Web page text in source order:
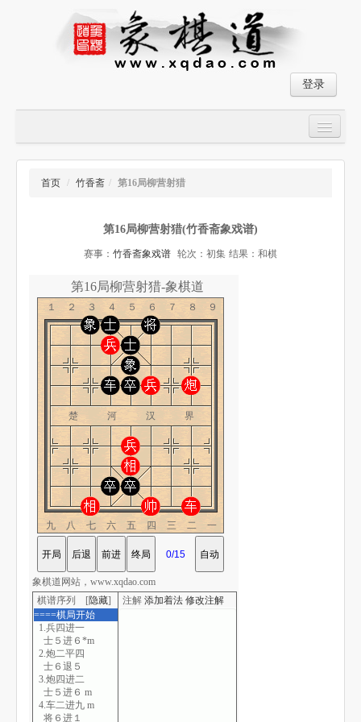
登录
大师对局
象棋小游戏
首页 / 竹香斋 / 第16局柳营射猎
第16局柳营射猎(竹香斋象戏谱)
赛事： 竹香斋象戏谱 轮次：初集 结果：和棋
第16局柳营射猎-象棋道
１２３４５６７８９
楚 河 汉 界
九八七六五四三二一
棋谱序列 [隐藏]
====棋局开始
1.兵四进一
士５进６*m
2.炮二平四
士６退５
3.炮四进二
士５进６ m
4.车二进九 m
将６进１
注解 添加着法 修改注解
象棋道网站，www.xqdao.com